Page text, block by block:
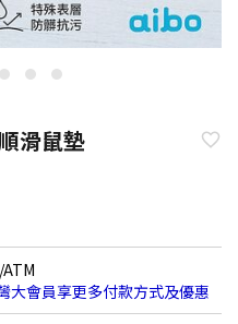
滑鼠墊
大會員享更多付款方式及優惠